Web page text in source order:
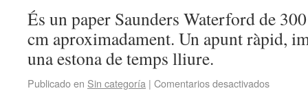
És un paper Saunders Waterford de
cm aproximadament. Un apunt ràpid,
una estona de temps lliure.
Publicado en Sin categoría | Comentarios desactivados